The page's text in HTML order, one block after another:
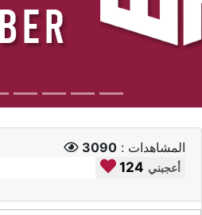
المشاهدات : 3090
124 أعجبني